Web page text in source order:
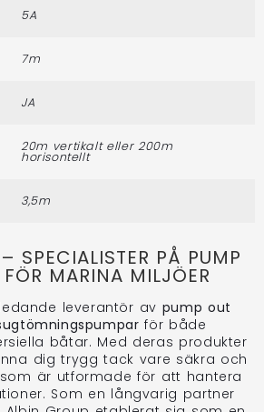
5A
7m
JA
20m vertikalt eller 200m
horisontellt
3,5m
SPECIALISTER PÅ PUMP
MARINA MILJÖER
leverantör av pump out
för både
båtar. Med deras produkter
dig trygg tack vare säkra och
är utformade för att hantera
Som en långvarig partner